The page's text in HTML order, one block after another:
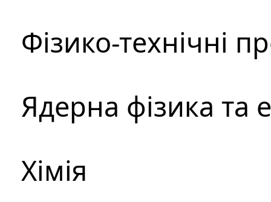
Фізико-технічні
Ядерна фізика та
Хімія